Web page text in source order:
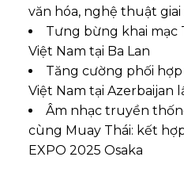
văn hóa, nghệ thuật
Tưng bừng khai mạc
Việt Nam tại Ba Lan
Tăng cường phối
Việt Nam tại Azerbaijan
Âm nhạc truyền
cùng Muay Thái: kết
EXPO 2025 Osaka